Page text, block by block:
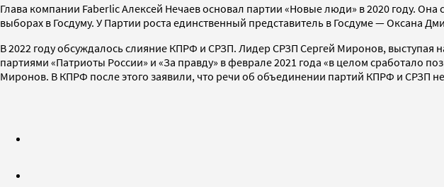
Глава компании Faberlic Алексей Нечаев основал партии «Новые люди» в 2020 году.
выборах в Госдуму. У Партии роста единственный представитель в Госдуме — Оксана
В 2022 году обсуждалось слияние КПРФ и СРЗП. Лидер СРЗП Сергей Миронов, выступая
партиями «Патриоты России» и «За правду» в феврале 2021 года «в целом сработало
Миронов. В КПРФ после этого заявили, что речи об объединении партий КПРФ и СРЗП